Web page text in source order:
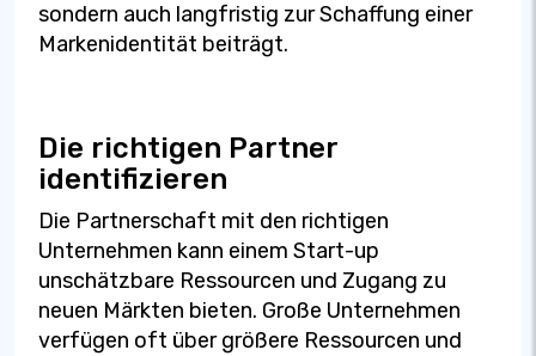
sondern auch langfristig zur Schaffung einer
Markenidentität beiträgt.
Die richtigen Partner
identifizieren
Die Partnerschaft mit den richtigen
Unternehmen kann einem Start-up
unschätzbare Ressourcen und Zugang zu
neuen Märkten bieten. Große Unternehmen
verfügen oft über größere Ressourcen und